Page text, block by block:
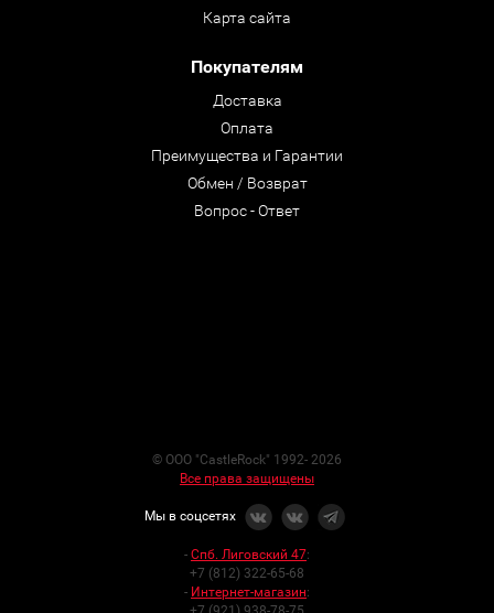
Карта сайта
Покупателям
Доставка
Оплата
Преимущества и Гарантии
Обмен / Возврат
Вопрос - Ответ
© ООО "CastleRock" 1992- 2026
Все права защищены
Мы в соцсетях
- Спб. Лиговский 47:
+7 (812) 322-65-68
- Интернет-магазин: